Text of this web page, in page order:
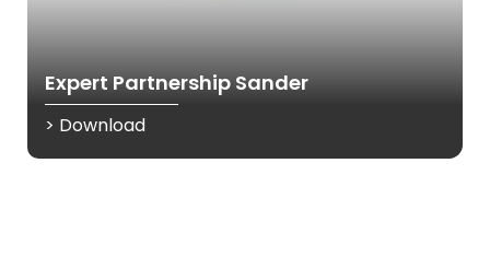
Expert Partnership Sander
> Download